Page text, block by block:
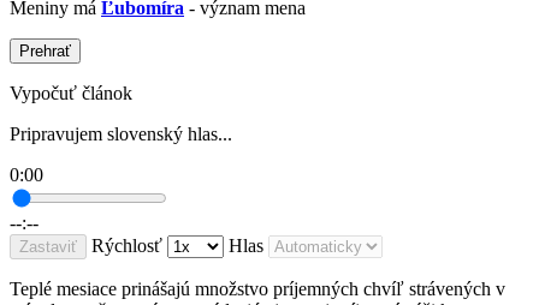
Meniny má Ľubomíra - význam mena
Prehrať
Vypočuť článok
Pripravujem slovenský hlas...
0:00
--:--
Zastaviť Rýchlosť Hlas
Teplé mesiace prinášajú množstvo príjemných chvíľ strávených v